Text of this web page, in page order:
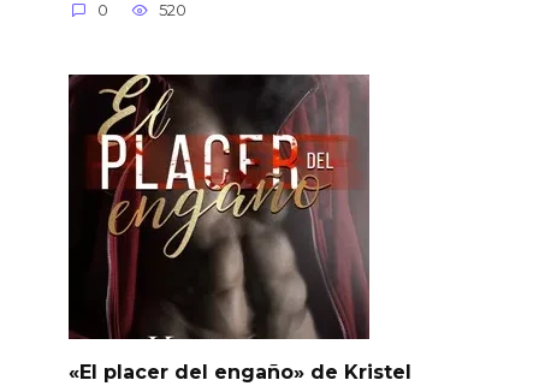
0 520
«El placer del engaño» de Kristel